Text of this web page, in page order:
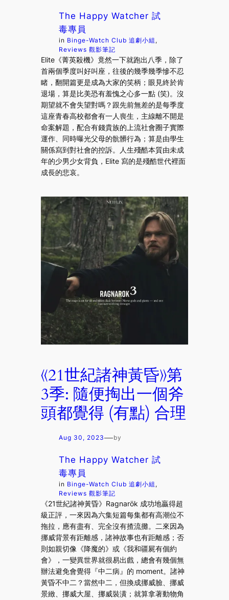
The Happy Watcher 試
毒專員
in Binge-Watch Club 追劇小組
Reviews 觀影筆記
Elite《菁英殺機》竟然一下就跑出八季，除了
首兩個季度叫好叫座，往後的幾季幾季慘不忍
睹，翻開篇更是成為大家的笑柄；眼見終於肯
退場，算是比美恐有羞愧之心多一點 (笑)。沒
期望就不會失望對嗎？跟先前無差的是每季度
這座青春高校都會有一人喪生，主線離不開是
命案解題，配合有錢貴族的上流社會圈子實際
運作、同時曝光父母的骯髒行為；算是由學生
關係寫到對社會的控訴。人生殘酷本質由未成
年的少男少女背負，Elite 寫的是殘酷世代裡面
成長的悲哀。
《21世紀諸神黃昏》第
3季: 隨便掏出一個斧
頭都覺得 (有點) 合理
Aug 30, 2023—by
The Happy Watcher 試
毒專員
in Binge-Watch Club 追劇小組
Reviews 觀影筆記
《21世紀諸神黃昏》Ragnarök 成功地贏得超
級正評，一來因為六集短篇每集都有高潮位不
拖拉，應有盡有、完全沒有揸流攤。二來因為
挪威背景有距離感，諸神故事也有距離感；否
則如親切像《降魔的》或《我和疆屍有個約
會》，一變異世界就很易出戲，總會有幾個無
辦法避免會覺得『中二病』的 moment。諸神
黃昏不中二？當然中二，但換成挪威臉、挪威
景緻、挪威大屋、挪威裝潢；就算拿著動物角